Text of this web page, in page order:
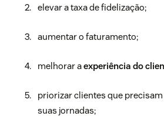
elevar a taxa de fidelização;
aumentar o faturamento;
melhorar aexperiência do
priorizar clientes que
suas jornadas;